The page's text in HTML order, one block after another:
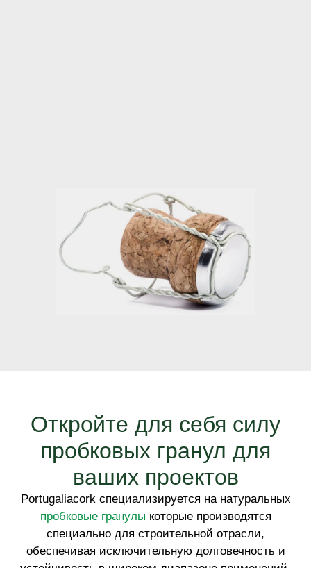
Откройте для себя силу
пробковых гранул для
ваших проектов
Portugaliacork специализируется на натуральных
пробковые гранулы которые производятся
специально для строительной отрасли,
обеспечивая исключительную долговечность и